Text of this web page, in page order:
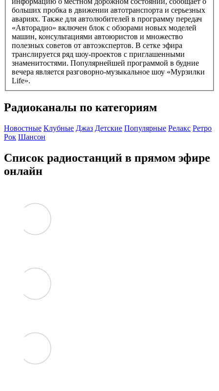
больших пробка в движении автотранспорта и серьезных
авариях. Также для автолюбителей в программу передач
«Авторадио» включен блок с обзорами новых моделей
машин, консультациями автоюристов и множество
полезных советов от автоэкспертов. В сетке эфира
транслируется ряд шоу-проектов с приглашенными
знаменитостями. Популярнейшей программой в будние
вечера является разговорно-музыкальное шоу «Мурзилки
Life».
Радиоканалы по категориям
Новостные Клубные Джаз Детские Популярные Релакс Ретро
Рок Шансон
Список радиостанций в прямом эфире
онлайн